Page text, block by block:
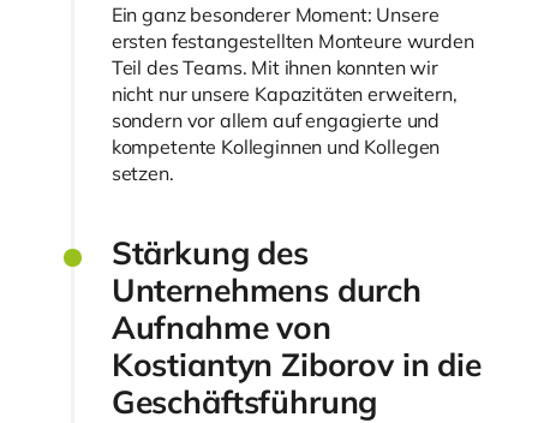
Ein ganz besonderer Moment: Unsere
ersten festangestellten Monteure wurden
Teil des Teams. Mit ihnen konnten wir
nicht nur unsere Kapazitäten erweitern,
sondern vor allem auf engagierte und
kompetente Kolleginnen und Kollegen
setzen.
Stärkung des
Unternehmens durch
Aufnahme von
Kostiantyn Ziborov in die
Geschäftsführung